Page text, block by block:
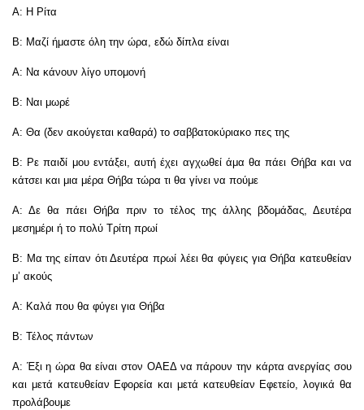
Α: Η Ρίτα
Β: Μαζί ήμαστε όλη την ώρα, εδώ δίπλα είναι
Α: Να κάνουν λίγο υπομονή
Β: Ναι μωρέ
Α: Θα (δεν ακούγεται καθαρά) το σαββατοκύριακο πες της
Β: Ρε παιδί μου εντάξει, αυτή έχει αγχωθεί άμα θα πάει Θήβα και να
κάτσει και μια μέρα Θήβα τώρα τι θα γίνει να πούμε
Α: Δε θα πάει Θήβα πριν το τέλος της άλλης βδομάδας, Δευτέρα
μεσημέρι ή το πολύ Τρίτη πρωί
Β: Μα της είπαν ότι Δευτέρα πρωί λέει θα φύγεις για Θήβα κατευθείαν
μ’ ακούς
Α: Καλά που θα φύγει για Θήβα
Β: Τέλος πάντων
Α: Έξι η ώρα θα είναι στον ΟΑΕΔ να πάρουν την κάρτα ανεργίας σου
και μετά κατευθείαν Εφορεία και μετά κατευθείαν Εφετείο, λογικά θα
προλάβουμε